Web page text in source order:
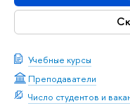
Учебные курсы
Преподаватели
Число студентов и